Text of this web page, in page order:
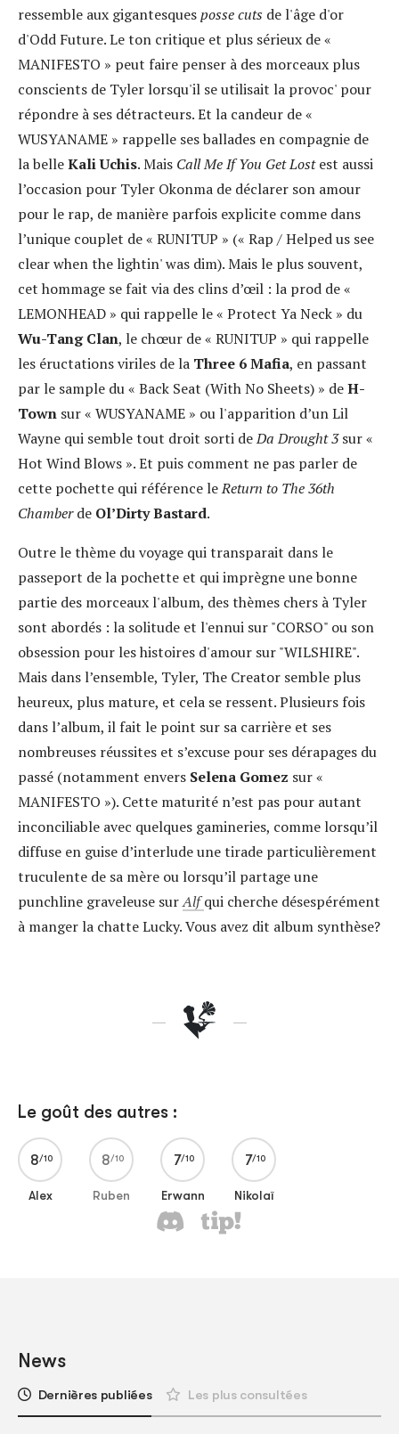
ressemble aux gigantesquesposse cuts de l'âge d'or
d'Odd Future. Le ton critique et plus sérieux de «
MANIFESTO » peut faire penser à des morceaux plus
conscients de Tyler lorsqu'il se utilisait la provoc' pour
répondre à ses détracteurs. Et la candeur de «
WUSYANAME » rappelle ses ballades en compagnie de
la belleKali Uchis. Mais Call Me If You Get Lostest aussi
l’occasion pour Tyler Okonma de déclarer son amour
pour le rap, de manière parfois explicite comme dans
l’unique couplet de « RUNITUP » (« Rap / Helped us see
clear when the lightin' was dim). Mais le plus souvent,
cet hommage se fait via des clins d’œil : la prod de «
LEMONHEAD » qui rappelle le « Protect Ya Neck » du
Wu-Tang Clan, le chœur de « RUNITUP » qui rappelle
les éructations viriles de la Three 6 Mafia, en passant
par le sample du « Back Seat (With No Sheets) » deH-
Town sur « WUSYANAME » ou l'apparition d’un Lil
Wayne qui semble tout droit sorti deDa Drought 3sur «
Hot Wind Blows ». Et puis comment ne pas parler de
cette pochette qui référence leReturn to The 36th
Chamberde Ol’Dirty Bastard.
Outre le thème du voyage qui transparait dans le
passeport de la pochette et qui imprègne une bonne
partie des morceaux l'album, des thèmes chers à Tyler
sont abordés : la solitude et l'ennui sur "CORSO" ou son
obsession pour les histoires d'amour sur "WILSHIRE".
Mais dans l’ensemble, Tyler, The Creator semble plus
heureux, plus mature, et cela se ressent. Plusieurs fois
dans l’album, il fait le point sur sa carrière et ses
nombreuses réussites et s’excuse pour ses dérapages du
passé (notamment envers Selena Gomez sur «
MANIFESTO »). Cette maturité n’est pas pour autant
inconciliable avec quelques gamineries, comme lorsqu’il
diffuse en guise d’interlude une tirade particulièrement
truculente de sa mère ou lorsqu’il partage une
punchline graveleuse surAlf qui cherche désespérément
à manger la chatte Lucky. Vous avez dit album synthèse?
Le goût des autres :
8
Alex
8
Ruben
7
Erwann
7
Nikolaï
News
Dernières publiées Les plus consultées